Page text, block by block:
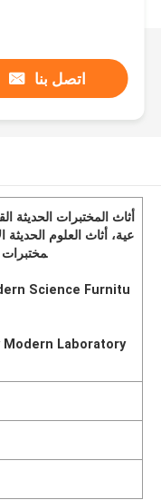
اتصل بنا
أثاث المختبرات الحديثة
عية، أثاث العلوم الحديثة
مختبرات
Science Furnitu
Modern Laboratory